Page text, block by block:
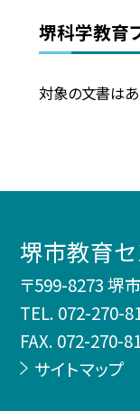
堺科学教育
対象の文書はあ
堺市教育セ
〒599-8273 堺
TEL. 072-270-
FAX. 072-270-
サイトマップ